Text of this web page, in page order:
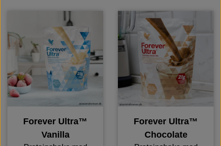
Forever Ultra™
Vanilla
Forever Ultra™
Chocolate